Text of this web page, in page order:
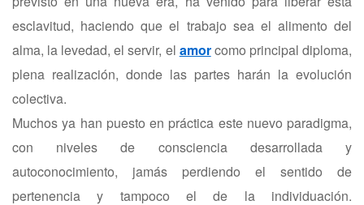
esclavitud, haciendo que el trabajo sea el alimento del
alma, la levedad, el servir, el amorcomo principal diploma,
plena realización, donde las partes harán la evolución
colectiva.
Muchos ya han puesto en práctica este nuevo paradigma,
con niveles de consciencia desarrollada y
autoconocimiento, jamás perdiendo el sentido de
pertenencia y tampoco el de la individuación.